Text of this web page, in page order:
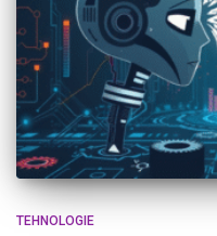
TEHNOLOGIE